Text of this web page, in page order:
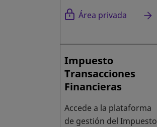
Área privada
Impuesto
Transacciones
Financieras
Accede a la plataforma
de gestión del Impuesto